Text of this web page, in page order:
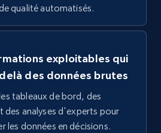
qualité automatisés.
exploitables qui
des données brutes
tableaux de bord, des
des analyses d'experts pour
les données en décisions.